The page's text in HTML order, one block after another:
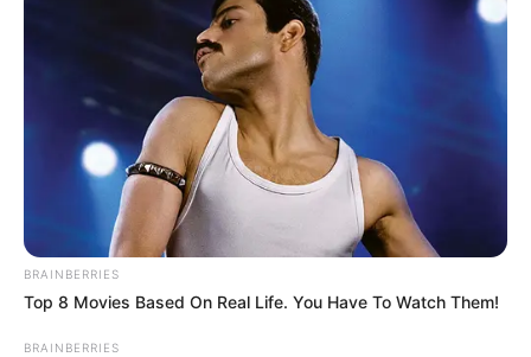
BRAINBERRIES
Top 8 Movies Based On Real Life. You Have To Watch Them!
BRAINBERRIES